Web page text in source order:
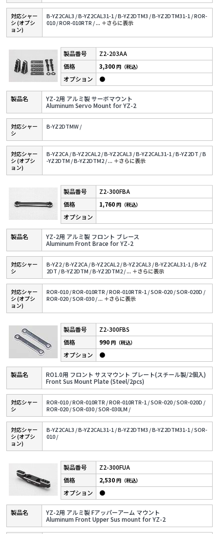
対応シャー
シ (オプシ
ョン)
B-YZ2CAL3 /B-YZ2CAL31-1 /B-YZ2DTM3 /B-YZ2DTM31-1 /ROR-
010 /ROR-010RTR /... ＋さらに表⽰
Z2-203AA
YZ-2用 アルミ製 サーボマウント
Aluminum Servo Mount for YZ-2
3,300円（税込）
●
対応シャー
シ
B-YZ2DTMW /
対応シャー
シ (オプシ
ョン)
B-YZ2CA /B-YZ2CAL2 /B-YZ2CAL3 /B-YZ2CAL31-1 /B-YZ2DT /B
-YZ2DTM /B-YZ2DTM2 /... ＋さらに表⽰
Z2-300FBA
YZ-2用 アルミ製 フロント ブレース
Aluminum Front Brace for YZ-2
1,760円（税込）
対応シャー
シ
B-YZ2 /B-YZ2CA /B-YZ2CAL2 /B-YZ2CAL3 /B-YZ2CAL31-1 /B-YZ
2DT /B-YZ2DTM /B-YZ2DTM2 /... ＋さらに表⽰
対応シャー
シ (オプシ
ョン)
ROR-010 /ROR-010RTR /ROR-010RTR-1 /SOR-020 /SOR-020D /
ROR-020 /SOR-030 /... ＋さらに表⽰
Z2-300FBS
RO1.0用 フロント サスマウント プレート(スチール製/2個入)
Front Sus Mount Plate (Steel/2pcs)
990円（税込）
●
対応シャー
シ
ROR-010 /ROR-010RTR /ROR-010RTR-1 /SOR-020 /SOR-020D /
ROR-020 /SOR-030 /SOR-030LM /
対応シャー
シ (オプシ
ョン)
B-YZ2CAL3 /B-YZ2CAL31-1 /B-YZ2DTM3 /B-YZ2DTM31-1 /SOR-
010 /
Z2-300FUA
YZ-2用 アルミ製 Fアッパーアーム マウント
Aluminum Front Upper Sus mount for YZ-2
2,530円（税込）
●